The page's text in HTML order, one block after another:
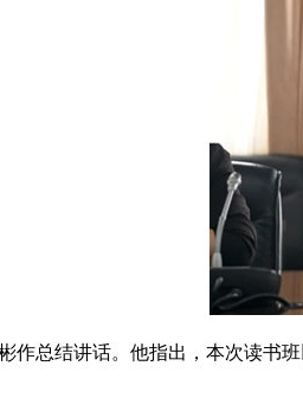
作总结讲话。他指出，本次读书